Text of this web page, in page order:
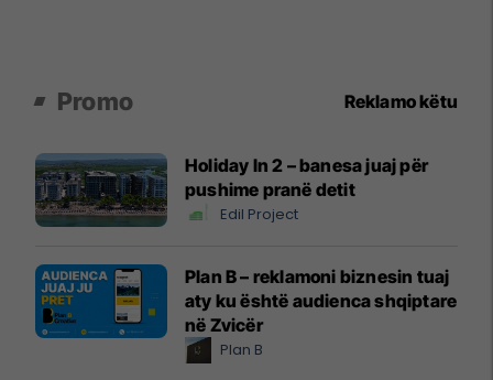
Promo Reklamo këtu
Holiday In 2 – banesa juaj për
pushime pranë detit
Edil Project
Plan B – reklamoni biznesin tuaj
aty ku është audienca shqiptare
në Zvicër
Plan B